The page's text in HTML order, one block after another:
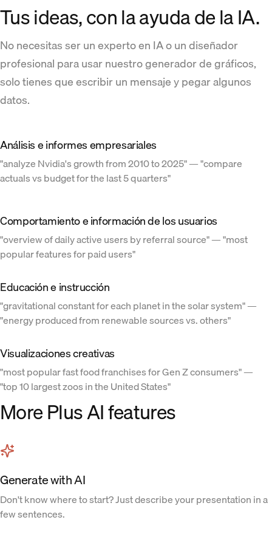
Tus ideas, con la ayuda de la IA.
No necesitas ser un experto en IA o un diseñador
profesional para usar nuestro generador de gráficos,
solo tienes que escribir un mensaje y pegar algunos
datos.
Análisis e informes empresariales
"analyze Nvidia's growth from 2010 to 2025" — "compare
actuals vs budget for the last 5 quarters"
Comportamiento e información de los usuarios
"overview of daily active users by referral source" — "most
popular features for paid users"
Educación e instrucción
"gravitational constant for each planet in the solar system" —
"energy produced from renewable sources vs. others"
Visualizaciones creativas
"most popular fast food franchises for Gen Z consumers" —
"top 10 largest zoos in the United States"
More Plus AI features
Generate with AI
Don't know where to start? Just describe your presentation in a
few sentences.